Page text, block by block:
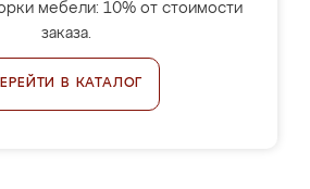
мебели: 10% от стоимости
заказа.
В КАТАЛОГ